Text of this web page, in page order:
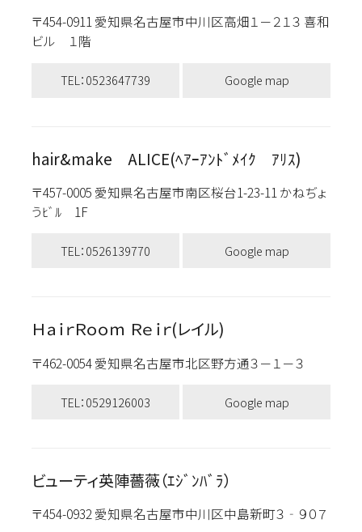
〒454-0911 愛知県名古屋市中川区高畑１－２１３ 喜和
ビル １階
TEL：0523647739 Google map
hair&make ALICE(ﾍｱｰｱﾝﾄﾞﾒｲｸ ｱﾘｽ)
〒457-0005 愛知県名古屋市南区桜台1-23-11 かねぢょ
うﾋﾞﾙ 1F
TEL：0526139770 Google map
ＨａｉｒＲｏｏｍ Ｒｅｉｒ(レイル)
〒462-0054 愛知県名古屋市北区野方通３－１－３
TEL：0529126003 Google map
ビューティ英陣薔薇（ｴｼﾞﾝﾊﾞﾗ）
〒454-0932 愛知県名古屋市中川区中島新町３‐９０７